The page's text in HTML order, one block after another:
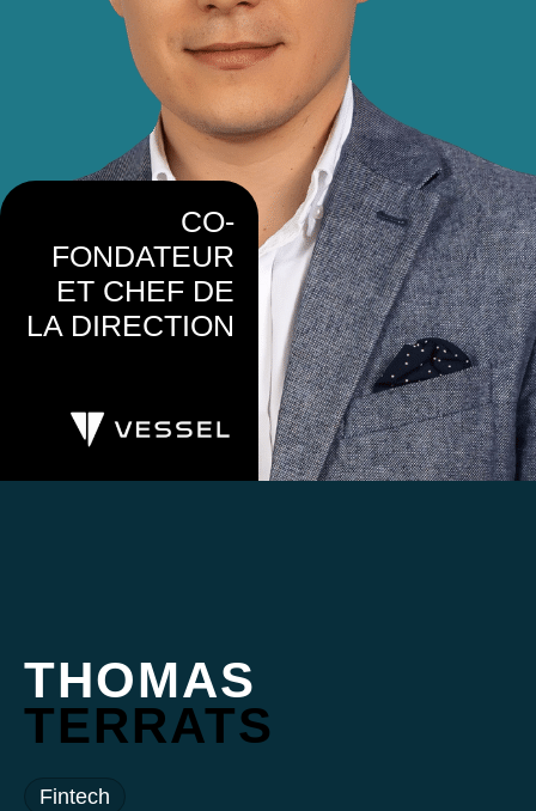
THOMAS
TERRATS
Fintech
CO-
FONDATEUR
ET CHEF DE
LA DIRECTION